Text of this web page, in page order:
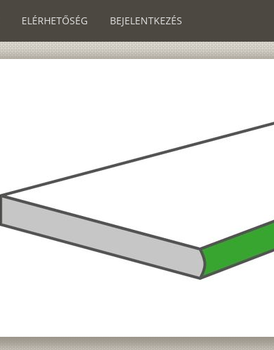
ELÉRHETŐSÉG BEJELENTKEZÉS